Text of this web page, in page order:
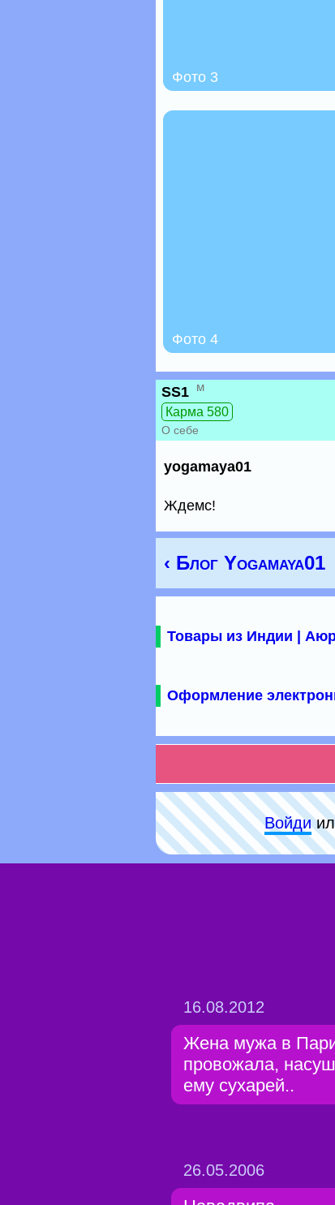
Фото 3
Фото 4
SS1 м
Карма 580
О себе
yogamaya01
Ждемс!
‹ Блог Yogamaya01
Товары из Индии |
Оформление
Войди
16.08.2012
Жена мужа в
провожала,
ему сухарей..
26.05.2006